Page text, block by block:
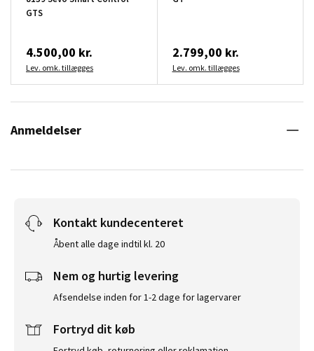
GTS
4.500,00 kr.
Lev. omk. tillægges
2.799,00 kr.
Lev. omk. tillægges
Anmeldelser
Kontakt kundecenteret
Åbent alle dage indtil kl. 20
Nem og hurtig levering
Afsendelse inden for 1-2 dage for lagervarer
Fortryd dit køb